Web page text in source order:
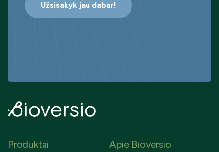
Užsisakyk jau dabar!
Produktai Apie Bioversio